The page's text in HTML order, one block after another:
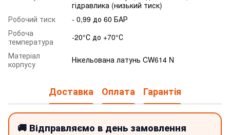
гідравлика (низький тиск)
Робочий тиск
- 0,99 до 60 БАР
Робоча
температура
-20°С до +70°С
Матеріал
корпусу
Нікельована латунь CW614 N
Доставка Оплата Гарантія
🚚 Відправляємо в день замовлення